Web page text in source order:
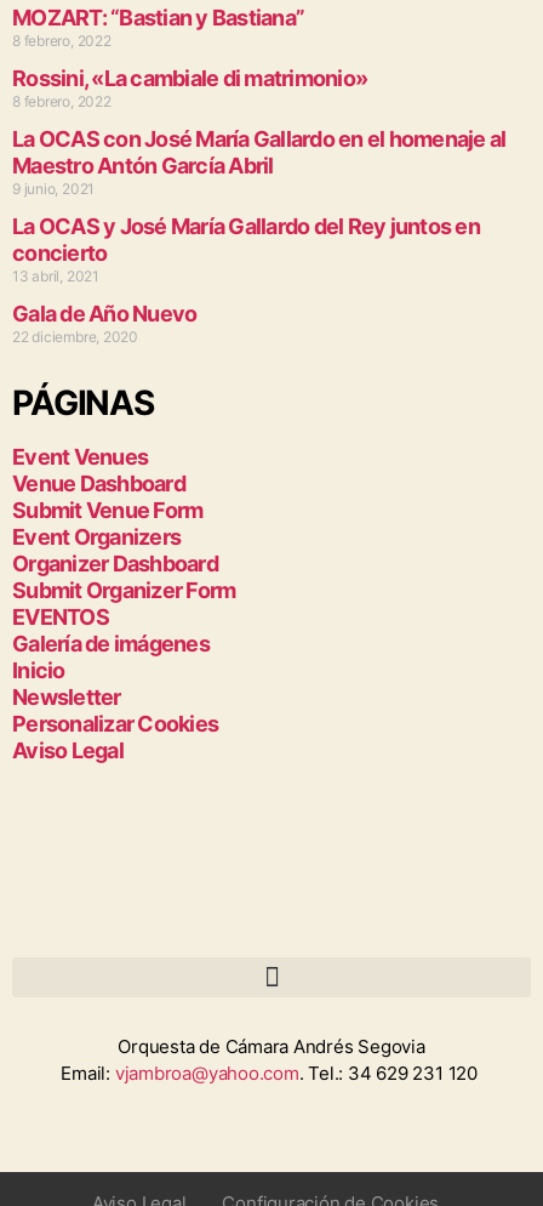
MOZART: “Bastian y Bastiana”
8 febrero, 2022
Rossini, «La cambiale di matrimonio»
8 febrero, 2022
La OCAS con José María Gallardo en el homenaje al
Maestro Antón García Abril
9 junio, 2021
La OCAS y José María Gallardo del Rey juntos en
concierto
13 abril, 2021
Gala de Año Nuevo
22 diciembre, 2020
PÁGINAS
Event Venues
Venue Dashboard
Submit Venue Form
Event Organizers
Organizer Dashboard
Submit Organizer Form
EVENTOS
Galería de imágenes
Inicio
Newsletter
Personalizar Cookies
Aviso Legal
Orquesta de Cámara Andrés Segovia
Email: vjambroa@yahoo.com. Tel.: 34 629 231 120